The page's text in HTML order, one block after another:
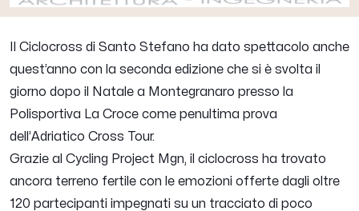
Il Ciclocross di Santo Stefano ha dato spettacolo anche
quest’anno con la seconda edizione che si è svolta il
giorno dopo il Natale a Montegranaro presso la
Polisportiva La Croce come penultima prova
dell’Adriatico Cross Tour.
Grazie al Cycling Project Mgn, il ciclocross ha trovato
ancora terreno fertile con le emozioni offerte dagli oltre
120 partecipanti impegnati su un tracciato di poco